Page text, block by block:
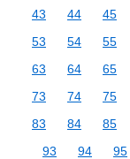
43
44 45
53
54 55
63
64 65
73
74 75
83
84 85
93
94 95